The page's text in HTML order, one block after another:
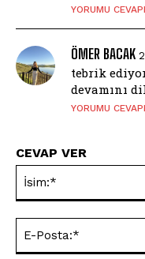
YORUMU
ÖMER BACAK
tebrik
devamını
YORUMU
CEVAP VER